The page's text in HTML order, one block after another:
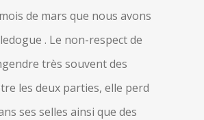
de mars que nous avons
. Le non-respect de
très souvent des
les deux parties, elle perd
ses selles ainsi que des